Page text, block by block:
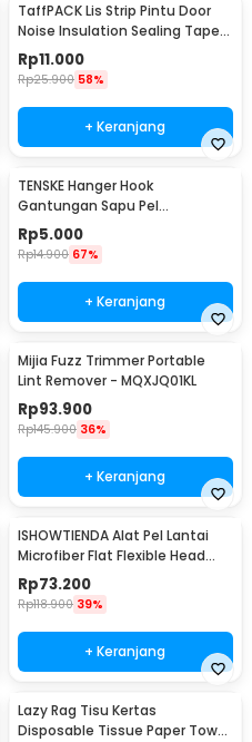
TaffPACK Lis Strip Pintu Door
Noise Insulation Sealing Tape
5Mx3cm - B35
Rp11.000
Rp25.900 58%
+ Keranjang
TENSKE Hanger Hook
Gantungan Sapu Pel
Multifungsi 1 PCS - GF-016
Rp5.000
Rp14.900 67%
+ Keranjang
Mijia Fuzz Trimmer Portable
Lint Remover - MQXJQ01KL
Rp93.900
Rp145.900 36%
+ Keranjang
ISHOWTIENDA Alat Pel Lantai
Microfiber Flat Flexible Head
with Bucket - FMI60
Rp73.200
Rp118.900 39%
+ Keranjang
Lazy Rag Tisu Kertas
Disposable Tissue Paper Towel